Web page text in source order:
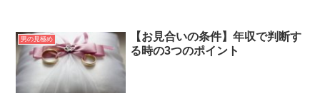
男の見極め
【お見合いの条件】年収で判断す
る時の3つのポイント